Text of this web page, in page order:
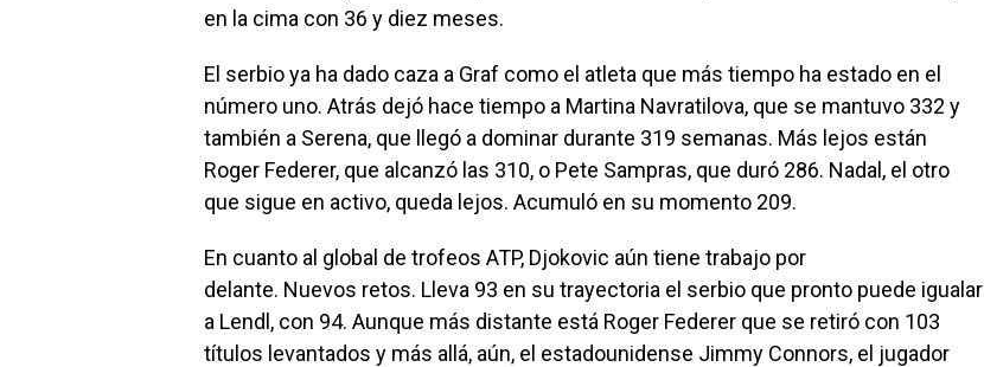
en la cima con 36 y diez meses.
El serbio ya ha dado caza a Graf como el atleta que más tiempo ha estado en el
número uno. Atrás dejó hace tiempo a Martina Navratilova, que se mantuvo 332 y
también a Serena, que llegó a dominar durante 319 semanas. Más lejos están
Roger Federer, que alcanzó las 310, o Pete Sampras, que duró 286. Nadal, el otro
que sigue en activo, queda lejos. Acumuló en su momento 209.
En cuanto al global de trofeos ATP, Djokovic aún tiene trabajo por
delante. Nuevos retos. Lleva 93 en su trayectoria el serbio que pronto puede igualar
a Lendl, con 94. Aunque más distante está Roger Federer que se retiró con 103
títulos levantados y más allá, aún, el estadounidense Jimmy Connors, el jugador